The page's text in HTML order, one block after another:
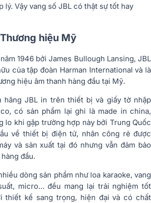
lý. Vậy vang số JBL có thật sự tốt hay
hiệu Mỹ
1946 bởi James Bullough Lansing, JBL
của tập đoàn Harman International và là
hiệu âm thanh hàng đầu tại Mỹ.
hãng JBL in trên thiết bị và giấy tờ nhập
có sản phẩm lại ghi là made in china,
lo khi gặp trường hợp này bởi Trung Quốc
về thiết bị điện tử, nhân công rẻ được
và sản xuất tại đó nhưng vẫn đảm bảo
đầu.
dòng sản phẩm như loa karaoke, vang
micro… đều mang lại trải nghiệm tốt
thiết kế sang trọng, hiện đại và có chất